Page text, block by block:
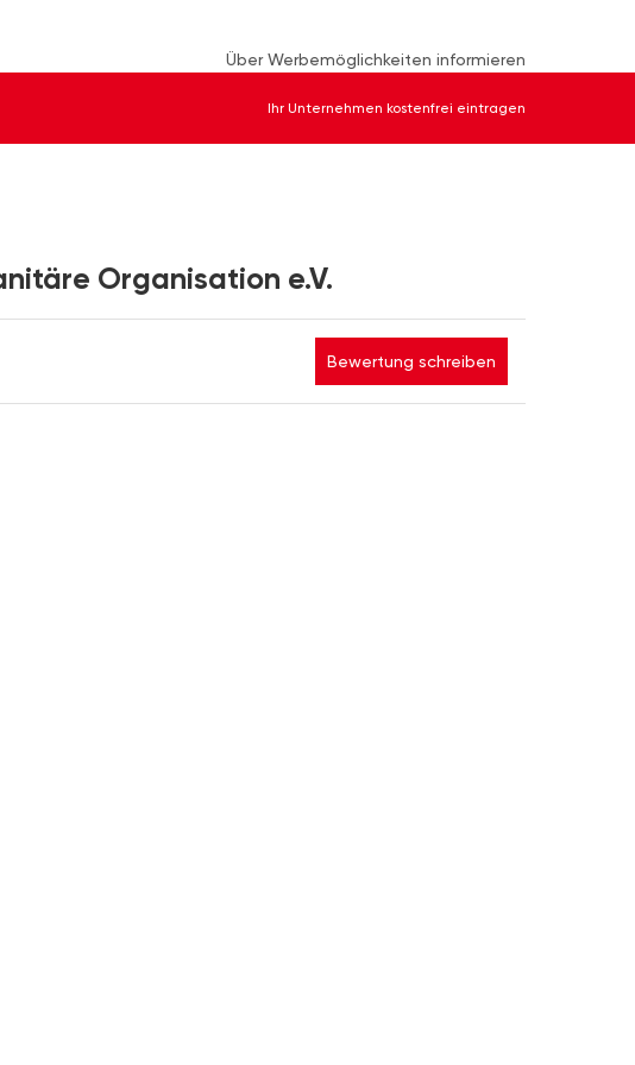
Über Werbemöglichkeiten informieren
Ihr Unternehmen kostenfrei eintragen
Organisation e.V.
Bewertung schreiben